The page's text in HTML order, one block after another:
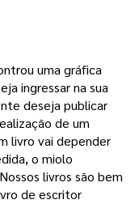
uma gráfica
ingressar na sua
deseja publicar
de um
livro vai depender
o miolo
livros são bem
de escritor